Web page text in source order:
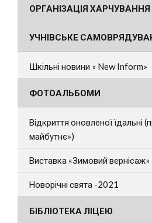
ОРГАНІЗАЦІЯ ХАРЧУВАННЯ
УЧНІВСЬКЕ
Шкільні новини » New Inform»
ФОТОАЛЬБОМИ
Відкриття оновленої їдальні
майбутнє»)
Виставка «Зимовий вернісаж»
Новорічні свята -2021
БІБЛІОТЕКА ЛІЦЕЮ